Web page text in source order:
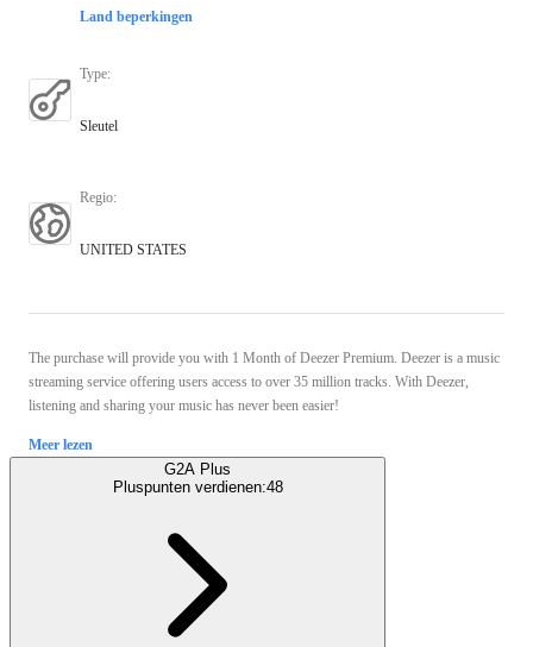
Land beperkingen
Type:
Sleutel
Regio:
UNITED STATES
The purchase will provide you with 1 Month of Deezer Premium. Deezer is a music
streaming service offering users access to over 35 million tracks. With Deezer,
listening and sharing your music has never been easier!
Meer lezen
G2A Plus
Pluspunten verdienen:48